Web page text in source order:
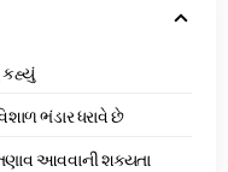
કહ્યું
ભંડાર ધરાવે છે
આવવાની શક્યતા